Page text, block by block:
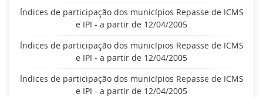
Índices de participação dos municípios Repasse de ICMS
e IPI - a partir de 12/04/2005
Índices de participação dos municípios Repasse de ICMS
e IPI - a partir de 12/04/2005
Índices de participação dos municípios Repasse de ICMS
e IPI - a partir de 12/04/2005